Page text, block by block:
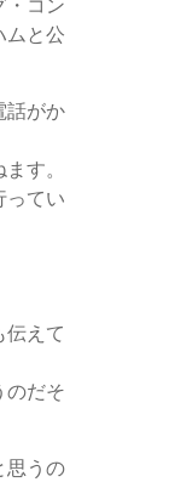
ムと公
話がか
す。
ってい
伝えて
のだそ
思うの